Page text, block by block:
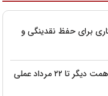
برای حفظ نقدینگی و
بحران مطالبات گندمکاران؛ وعده پرداخت ۱۱۰ همت دیگر تا ۲۲ مرداد عملی